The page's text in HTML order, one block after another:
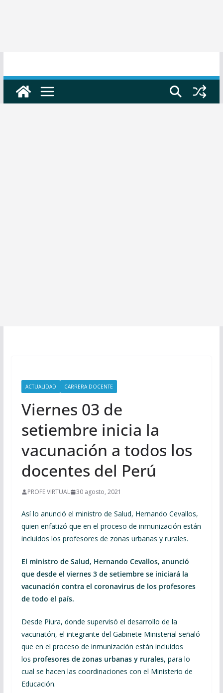
ACTUALIDAD CARRERA DOCENTE
Viernes 03 de
setiembre inicia la
vacunación a todos los
docentes del Perú
PROFE VIRTUAL 30 agosto, 2021
Así lo anunció el ministro de Salud, Hernando Cevallos,
quien enfatizó que en el proceso de inmunización están
incluidos los profesores de zonas urbanas y rurales.
El ministro de Salud, Hernando Cevallos, anunció
que desde el viernes 3 de setiembre se iniciará la
vacunación contra el coronavirus de los profesores
de todo el país.
Desde Piura, donde supervisó el desarrollo de la
vacunatón, el integrante del Gabinete Ministerial señaló
que en el proceso de inmunización están incluidos
los profesores de zonas urbanas y rurales, para lo
cual se hacen las coordinaciones con el Ministerio de
Educación.